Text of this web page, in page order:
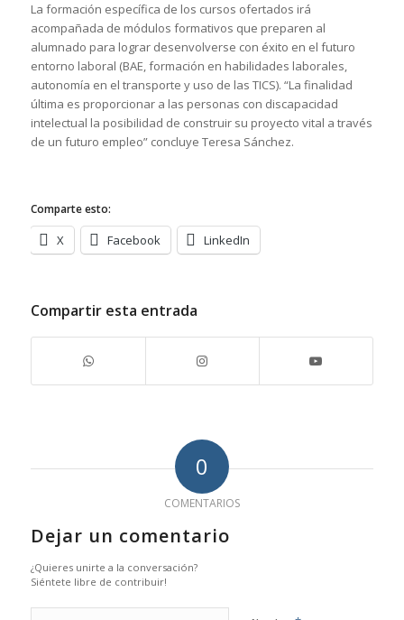
La formación específica de los cursos ofertados irá
acompañada de módulos formativos que preparen al
alumnado para lograr desenvolverse con éxito en el futuro
entorno laboral (BAE, formación en habilidades laborales,
autonomía en el transporte y uso de las TICS). “La finalidad
última es proporcionar a las personas con discapacidad
intelectual la posibilidad de construir su proyecto vital a través
de un futuro empleo” concluye Teresa Sánchez.
Comparte esto:
X Facebook LinkedIn
Compartir esta entrada
0
COMENTARIOS
Dejar un comentario
¿Quieres unirte a la conversación?
Siéntete libre de contribuir!